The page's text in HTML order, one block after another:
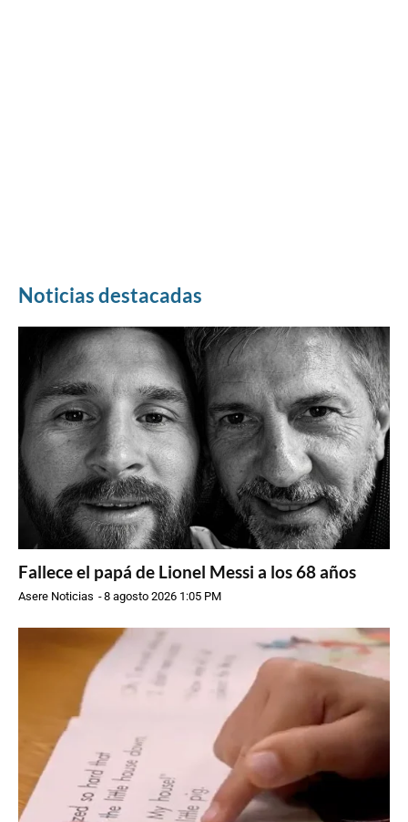
Noticias destacadas
Fallece el papá de Lionel Messi a los 68 años
Asere Noticias -8 agosto 2026 1:05 PM